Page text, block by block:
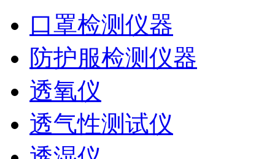
口罩检测仪器
防护服检测仪器
透氧仪
透气性测试仪